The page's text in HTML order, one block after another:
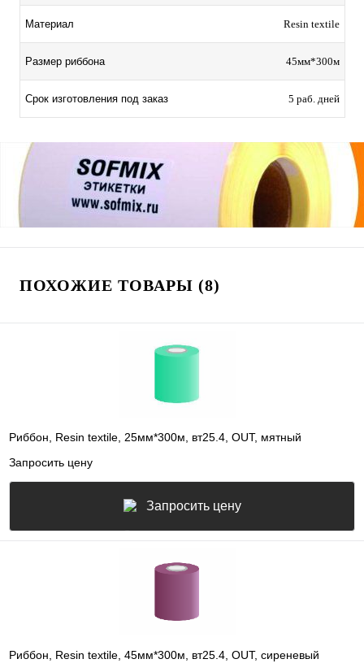
Материал Resin textile
Размер риббона 45мм*300м
Срок изготовления под заказ 5 раб. дней
ПОХОЖИЕ ТОВАРЫ (8)
Риббон, Resin textile, 25мм*300м, вт25.4, OUT, мятный
Запросить цену
Запросить цену
Риббон, Resin textile, 45мм*300м, вт25.4, OUT, сиреневый